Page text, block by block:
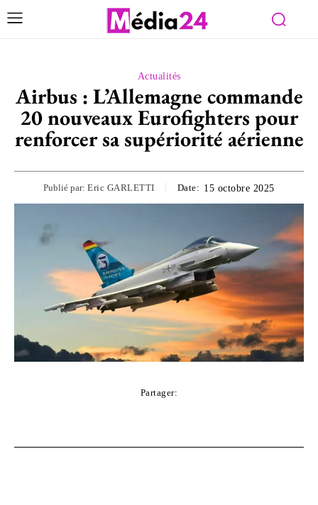
Actualités
Airbus : L’Allemagne commande
20 nouveaux Eurofighters pour
renforcer sa supériorité aérienne
Publié par: Eric GARLETTI Date: 15 octobre 2025
Partager: